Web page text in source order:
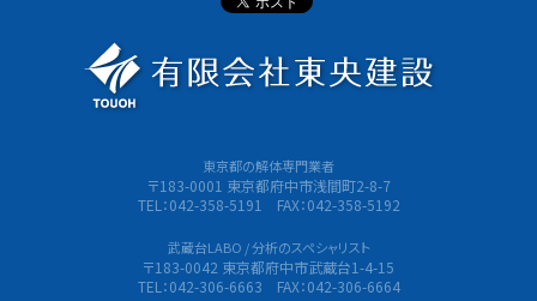
東京都の解体専門業者
〒183-0001 東京都府中市浅間町2-8-7
TEL：042-358-5191 FAX：042-358-5192
武蔵台LABO / 分析のスペシャリスト
〒183-0042 東京都府中市武蔵台1-4-15
TEL：042-306-6663 FAX：042-306-6664